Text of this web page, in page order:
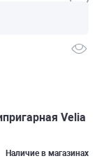
Velia
Наличие в магазинах